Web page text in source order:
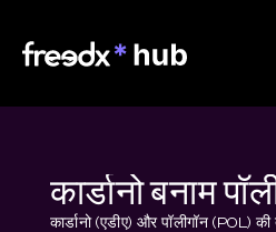
कार्डानो बनाम
कार्डानो (एडीए) और पॉलीगॉन (POL) की